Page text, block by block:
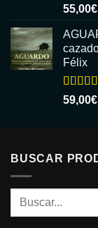
Valorado
con
5
55,00€
Félix
Valorado
con
59,00€
BUSCAR
Buscar